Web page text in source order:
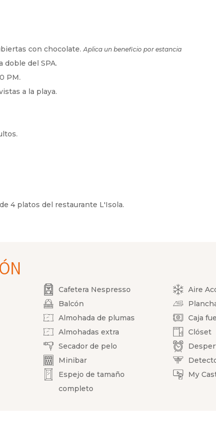
con chocolate.Aplica un beneficio por estancia
doble del SPA.
PM.
a la playa.
4 platos del restaurante L'Isola.
Cafetera Nespresso
Balcón
Almohada de plumas
Almohadas extra
Secador de pelo
Minibar
Espejo de tamaño
completo
Aire
Caja
Clóset
My